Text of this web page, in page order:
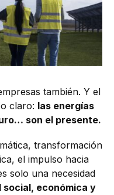
también. Y el
claro: las energías
son el presente.
transformación
el impulso hacia
solo una necesidad
social, económica y